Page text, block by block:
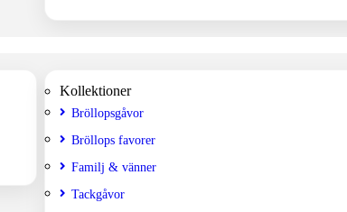
Kollektioner
Bröllopsgåvor
Bröllops favorer
Familj & vänner
Tackgåvor